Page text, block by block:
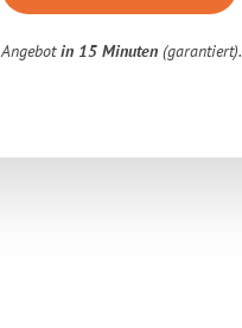
Angebotin 15 Minuten (garantiert).